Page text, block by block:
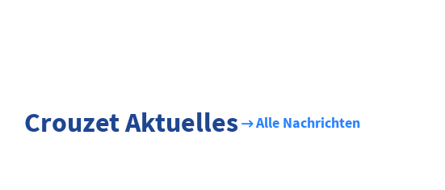
Crouzet Aktuelles Alle Nachrichten